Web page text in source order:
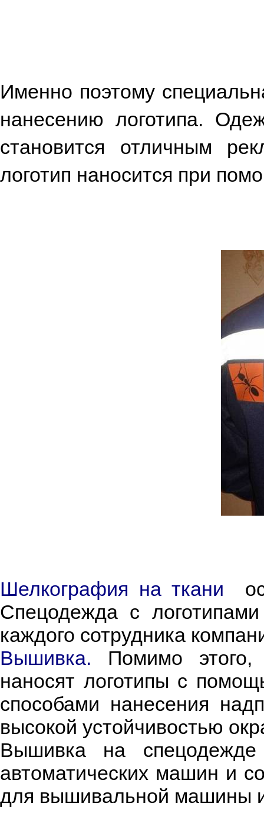
Именно поэтому
нанесению логотипа.
становится отличным
логотип наносится при
Шелкография на ткани
Спецодежда с
каждого сотрудника
Вышивка. Помимо этого,
наносят логотипы с
способами нанесения
высокой устойчивостью
Вышивка на спецодежде
автоматических машин и
для вышивальной машины